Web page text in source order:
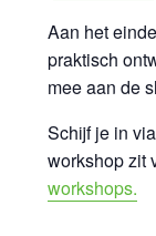
Aan het
praktisch
mee aan de
Schijf je in via
workshop zit
workshops.